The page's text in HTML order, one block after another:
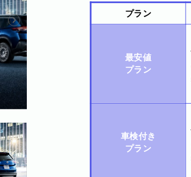
プラン
最安値
プラン
車検付き
プラン